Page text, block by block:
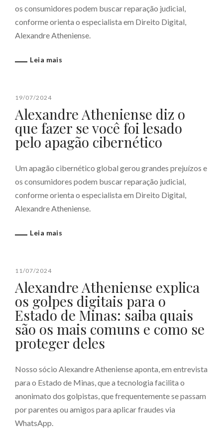
os consumidores podem buscar reparação judicial,
conforme orienta o especialista em Direito Digital,
Alexandre Atheniense.
Leia mais
19/07/2024
Alexandre Atheniense diz o
que fazer se você foi lesado
pelo apagão cibernético
Um apagão cibernético global gerou grandes prejuízos e
os consumidores podem buscar reparação judicial,
conforme orienta o especialista em Direito Digital,
Alexandre Atheniense.
Leia mais
11/07/2024
Alexandre Atheniense explica
os golpes digitais para o
Estado de Minas: saiba quais
são os mais comuns e como se
proteger deles
Nosso sócio Alexandre Atheniense aponta, em entrevista
para o Estado de Minas, que a tecnologia facilita o
anonimato dos golpistas, que frequentemente se passam
por parentes ou amigos para aplicar fraudes via
WhatsApp.